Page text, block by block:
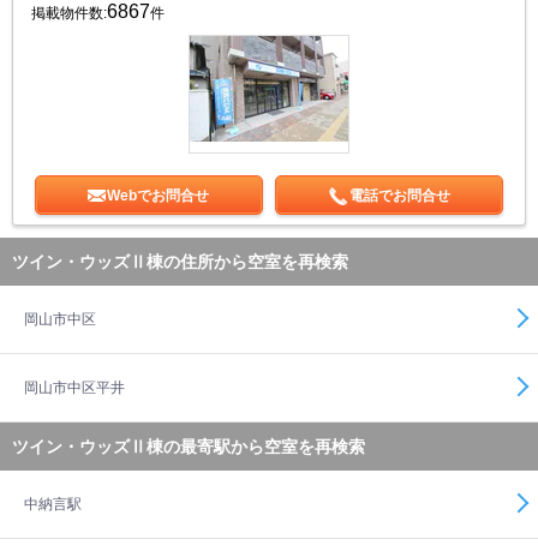
掲載物件数:6867件
Webでお問合せ 電話でお問合せ
ツイン・ウッズⅡ棟の住所から空室を再検索
岡山市中区
岡山市中区平井
ツイン・ウッズⅡ棟の最寄駅から空室を再検索
中納言駅